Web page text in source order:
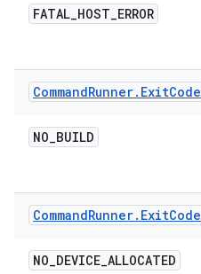
FATAL_HOST_ERROR
CommandRunner. ExitCode
NO_BUILD
CommandRunner. ExitCode
NO_DEVICE_ALLOCATED